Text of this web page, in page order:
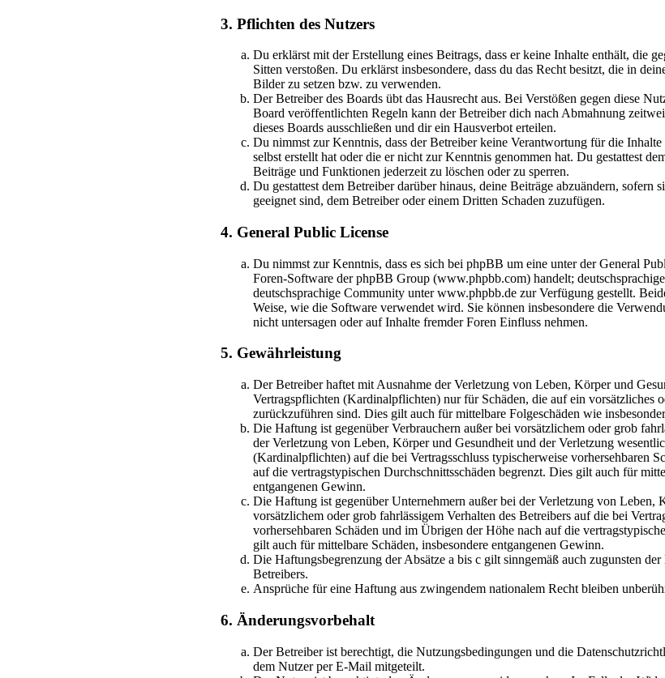
3. Pflichten des Nutzers
Du erklärst mit der Erstellung eines Beitrags, dass er keine Inhalte enthält, die
Sitten verstoßen. Du erklärst insbesondere, dass du das Recht besitzt, die in
Bilder zu setzen bzw. zu verwenden.
Der Betreiber des Boards übt das Hausrecht aus. Bei Verstößen gegen diese
Board veröffentlichten Regeln kann der Betreiber dich nach Abmahnung
dieses Boards ausschließen und dir ein Hausverbot erteilen.
Du nimmst zur Kenntnis, dass der Betreiber keine Verantwortung für die
selbst erstellt hat oder die er nicht zur Kenntnis genommen hat. Du gestattest
Beiträge und Funktionen jederzeit zu löschen oder zu sperren.
Du gestattest dem Betreiber darüber hinaus, deine Beiträge abzuändern, sofern
geeignet sind, dem Betreiber oder einem Dritten Schaden zuzufügen.
4. General Public License
Du nimmst zur Kenntnis, dass es sich bei phpBB um eine unter der General
Foren-Software der phpBB Group (www.phpbb.com) handelt;
deutschsprachige Community unter www.phpbb.de zur Verfügung gestellt.
Weise, wie die Software verwendet wird. Sie können insbesondere die
nicht untersagen oder auf Inhalte fremder Foren Einfluss nehmen.
5. Gewährleistung
Der Betreiber haftet mit Ausnahme der Verletzung von Leben, Körper und
Vertragspflichten (Kardinalpflichten) nur für Schäden, die auf ein vorsätzliches
zurückzuführen sind. Dies gilt auch für mittelbare Folgeschäden wie
Die Haftung ist gegenüber Verbrauchern außer bei vorsätzlichem oder grob
der Verletzung von Leben, Körper und Gesundheit und der Verletzung
(Kardinalpflichten) auf die bei Vertragsschluss typischerweise vorhersehbaren
auf die vertragstypischen Durchschnittsschäden begrenzt. Dies gilt auch für
entgangenen Gewinn.
Die Haftung ist gegenüber Unternehmern außer bei der Verletzung von Leben,
vorsätzlichem oder grob fahrlässigem Verhalten des Betreibers auf die bei
vorhersehbaren Schäden und im Übrigen der Höhe nach auf die
gilt auch für mittelbare Schäden, insbesondere entgangenen Gewinn.
Die Haftungsbegrenzung der Absätze a bis c gilt sinngemäß auch zugunsten
Betreibers.
Ansprüche für eine Haftung aus zwingendem nationalem Recht bleiben
6. Änderungsvorbehalt
Der Betreiber ist berechtigt, die Nutzungsbedingungen und die
dem Nutzer per E-Mail mitgeteilt.